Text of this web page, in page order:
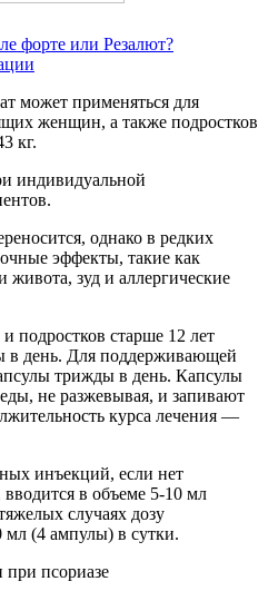
форте или Резалют?
может применяться для
женщин, а также подростков
кг.
индивидуальной
однако в редких
эффекты, такие как
живота, зуд и аллергические
подростков старше 12 лет
в день. Для поддерживающей
трижды в день. Капсулы
не разжевывая, и запивают
курса лечения —
инъекций, если нет
вводится в объеме 5-10 мл
случаях дозу
(4 ампулы) в сутки.